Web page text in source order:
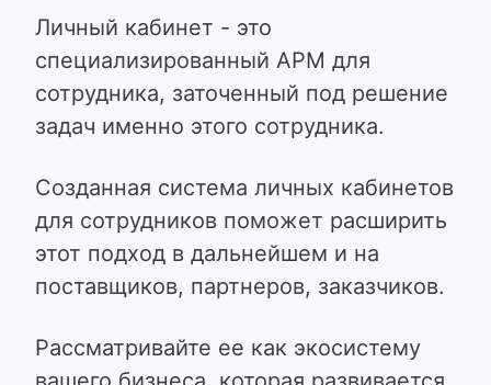
Личный кабинет - это
специализированный АРМ для
сотрудника, заточенный под решение
задач именно этого сотрудника.
Созданная система личных кабинетов
для сотрудников поможет расширить
этот подход в дальнейшем и на
поставщиков, партнеров, заказчиков.
Рассматривайте ее как экосистему